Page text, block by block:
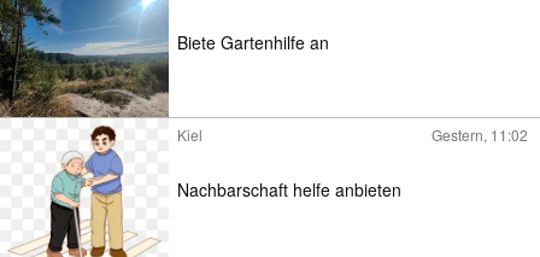
Biete Gartenhilfe an
Kiel Gestern, 11:02
Nachbarschaft helfe anbieten